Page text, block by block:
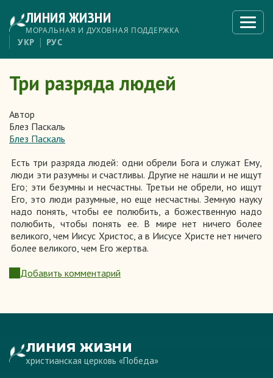
основному
содержанию
ЛИНИЯ ЖИЗНИ
МОРАЛЬНАЯ И ДУХОВНАЯ ПОДДЕРЖКА
меню
УКР РУС
Три разряда людей
Автор
Блез Паскаль
Блез Паскаль
Есть три разряда людей: одни обрели Бога и служат Ему,
люди эти разумны и счастливы. Другие не нашли и не ищут
Его; эти безумны и несчастны. Третьи не обрели, но ищут
Его, это люди разумные, но еще несчастны. Земную науку
надо понять, чтобы ее полюбить, а божественную надо
полюбить, чтобы понять ее. В мире нет ничего более
великого, чем Иисус Христос, а в Иисусе Христе нет ничего
более великого, чем Его жертва.
Добавить комментарий
ЛИНИЯ ЖИЗНИ
христианская церковь «Победа»